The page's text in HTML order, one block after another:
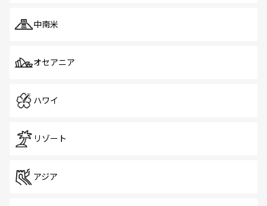
中南米
オセアニア
ハワイ
リゾート
アジア